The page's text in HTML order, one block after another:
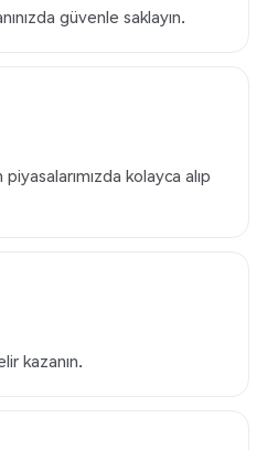
güvenle saklayın.
kolayca alıp
kazanın.